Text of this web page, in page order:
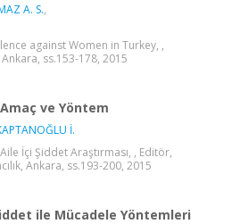
A. S.,
against Women in Turkey, ,
ss.153-178, 2015
ve Yöntem
İ.
İçi Şiddet Araştırması, , Editör,
Ankara, ss.193-200, 2015
ile Mücadele Yöntemleri